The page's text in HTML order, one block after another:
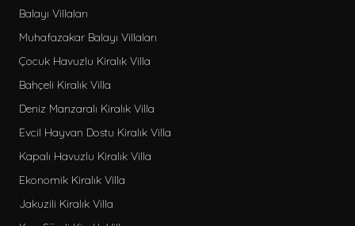
Balayı Villaları
Muhafazakar Balayı Villaları
Çocuk Havuzlu Kiralık Villa
Bahçeli Kiralık Villa
Deniz Manzaralı Kiralık Villa
Evcil Hayvan Dostu Kiralık Villa
Kapalı Havuzlu Kiralık Villa
Ekonomik Kiralık Villa
Jakuzili Kiralık Villa